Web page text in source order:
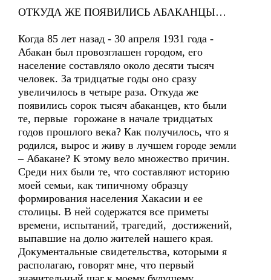
ОТКУДА ЖЕ ПОЯВИЛИСЬ АБАКАНЦЫ…
Когда 85 лет назад - 30 апреля 1931 года -
Абакан был провозглашен городом, его
население составляло около десяти тысяч
человек. За тридцатые годы оно сразу
увеличилось в четыре раза. Откуда же
появились сорок тысяч абаканцев, кто были
те, первые горожане в начале тридцатых
годов прошлого века? Как получилось, что я
родился, вырос и живу в лучшем городе земли
– Абакане? К этому вело множество причин.
Среди них были те, что составляют историю
моей семьи, как типичному образцу
формирования населения Хакасии и ее
столицы. В ней содержатся все приметы
времени, испытаний, трагедий, достижений,
выпавшие на долю жителей нашего края.
Документальные свидетельства, которыми я
располагаю, говорят мне, что первый